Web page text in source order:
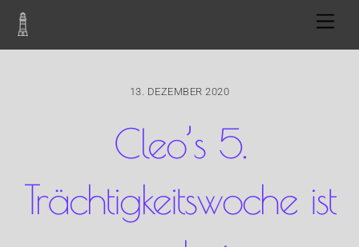
Skip
content
13. DEZEMBER 2020
Cleo’s 5.
Trächtigkeitswoche ist